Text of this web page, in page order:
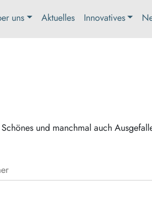
uns Aktuelles Innovatives
und manchmal auch